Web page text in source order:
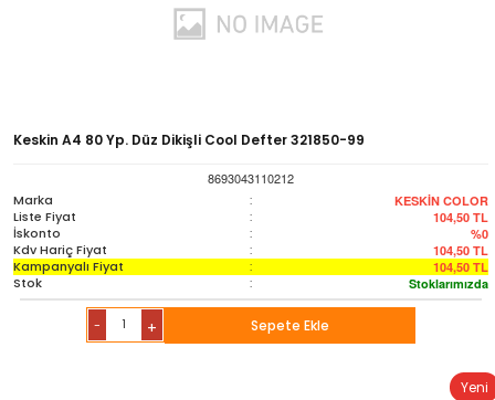
Keskin A4 80 Yp. Düz Dikişli Cool Defter 321850-99
8693043110212
Marka
: KESKİN COLOR
Liste Fiyat : 104,50 TL
İskonto : %0
Kdv Hariç Fiyat : 104,50 TL
Kampanyalı Fiyat : 104,50 TL
Stok : Stoklarımızda
- + Sepete Ekle
Yeni